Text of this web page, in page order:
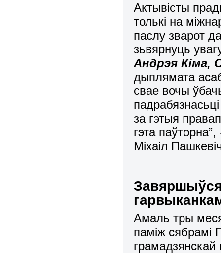
Актывісты
толькi на
паслу зварот
зьвярнуць
Андрэя Кіма,
дыплямата
свае вочы
за гэтыя
гэта
Мiхаiл
Завяршыўся
Амаль тры
паміж сябрамі